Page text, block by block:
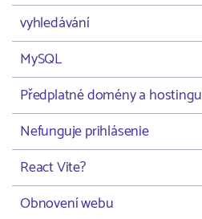
vyhledávání
MySQL
Předplatné domény a hostingu
Nefunguje prihlásenie
React Vite?
Obnovení webu